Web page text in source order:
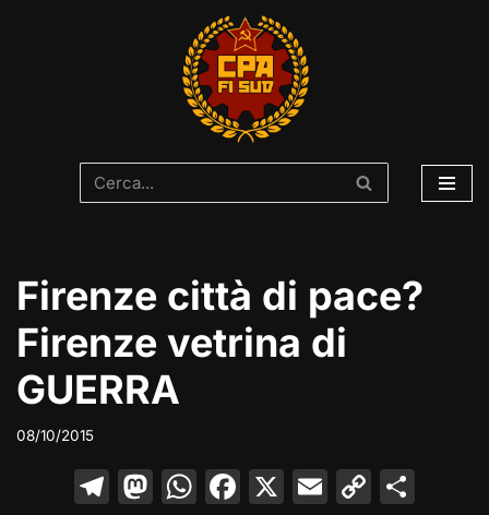
Firenze città di pace?
Firenze vetrina di
GUERRA
08/10/2015
T M W F X E C